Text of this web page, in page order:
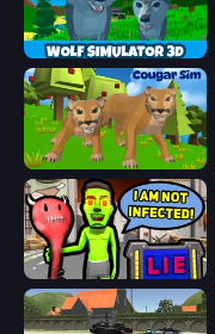
Wolf Simulator: Wild Animals 3D
Cougar Simulator: Big Cats
I Am Not Infected!